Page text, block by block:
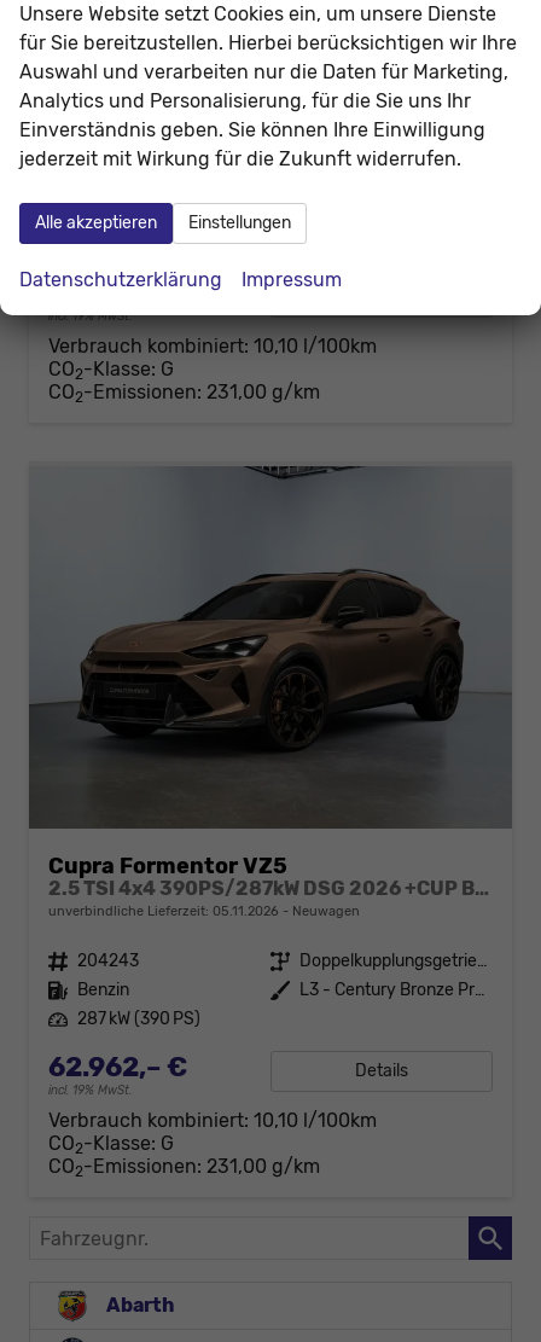
Cupra Formentor VZ5
unverbindliche Lieferzeit: 05.11.2026 Neuwagen
Kraftstoff Benzin Außenfarbe
Leistung 287 kW (390 PS)
61.522,– €
incl. 19% MwSt.
Verbrauch kombiniert: 10,10 l/100km
CO2-Klasse: G
CO2-Emissionen: 231,00 g/km
Cupra Formentor VZ5
2.5 TSI 4x4 390PS/287kW DSG 2026 +CUP BUCKET+PANO+3J.Garantie+360+MATRIX
unverbindliche Lieferzeit: 05.11.2026 Neuwagen
Fahrzeugnr. 204243 Getriebe
Doppelkupplungsgetriebe (DSG)
Kraftstoff Benzin Außenfarbe
L3 - Century Bronze Premium Matt-Lackierung
Leistung 287 kW (390 PS)
62.962,– €
incl. 19% MwSt.
Details
Verbrauch kombiniert: 10,10 l/100km
CO2-Klasse: G
CO2-Emissionen: 231,00 g/km
Fahrzeugnr.
Abarth
Unsere Website setzt Cookies ein, um unsere Dienste
für Sie bereitzustellen. Hierbei berücksichtigen wir Ihre
Auswahl und verarbeiten nur die Daten für Marketing,
Analytics und Personalisierung, für die Sie uns Ihr
Einverständnis geben. Sie können Ihre Einwilligung
jederzeit mit Wirkung für die Zukunft widerrufen.
Alle akzeptieren Einstellungen
Datenschutzerklärung Impressum